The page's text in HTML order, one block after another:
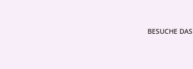
BESUCHE